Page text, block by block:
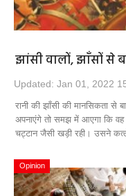
झांसी वालों, झाँसों से
Updated: Jan 01, 2022
रानी की झाँसी की मानसिकता से
अपनाएंगे तो समझ में आएगा कि वह
चट्टान जैसी खड़ी रही। उसने
Opinion